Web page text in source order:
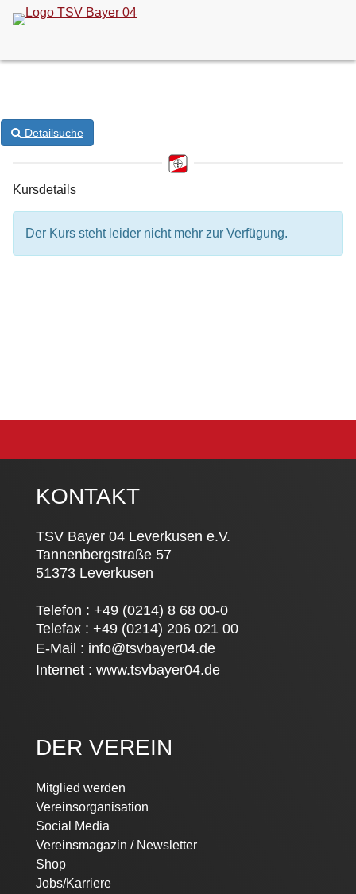
Detailsuche
Kursdetails
Der Kurs steht leider nicht mehr zur Verfügung.
KONTAKT
TSV Bayer 04 Leverkusen e.V.
Tannenbergstraße 57
51373 Leverkusen
Telefon : +49 (0214) 8 68 00-0
Telefax : +49 (0214) 206 021 00
E-Mail : info@tsvbayer04.de
Internet : www.tsvbayer04.de
DER VEREIN
Mitglied werden
Vereinsorganisation
Social Media
Vereinsmagazin / Newsletter
Shop
Jobs/Karriere